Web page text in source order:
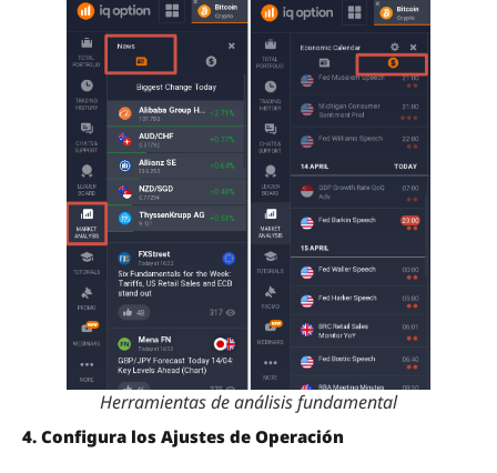
Herramientas de análisis fundamental
4. Configura los Ajustes de Operación